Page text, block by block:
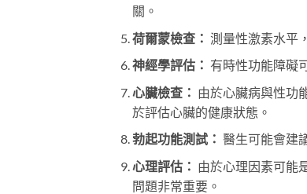
關。
荷爾蒙檢查： 測量性激素水平
神經學評估： 有時性功能障礙
心臟檢查： 由於心臟病與性功
於評估心臟的健康狀態。
勃起功能測試： 醫生可能會建
心理評估： 由於心理因素可能
問題非常重要。